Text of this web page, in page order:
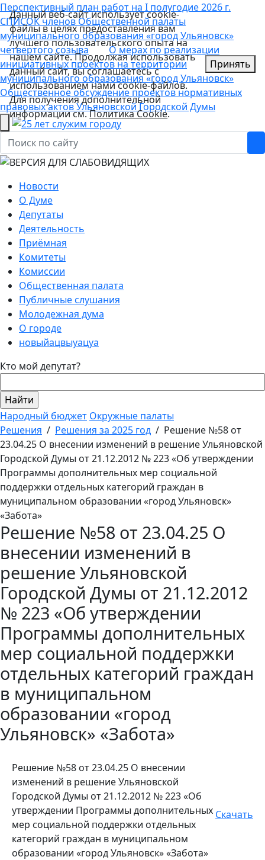
Перспективный план работ на I полугодие 2026 г.
СПИСОК членов Общественной палаты
муниципального образования «город Ульяновск»
четвертого созыва
О мерах по реализации
инициативных проектов на территории
муниципального образования «город Ульяновск»
Общественное обсуждение проектов нормативных
правовых актов Ульяновской Городской Думы
Новости
О Думе
Депутаты
Деятельность
Приёмная
Комитеты
Комиссии
Общественная палата
Публичные слушания
Молодежная дума
О городе
новыйацвыуацуа
Кто мой депутат?
Народный бюджет Окружные палаты
Решения / Решения за 2025 год / Решение №58 от
23.04.25 О внесении изменений в решение Ульяновской
Городской Думы от 21.12.2012 № 223 «Об утверждении
Программы дополнительных мер социальной
поддержки отдельных категорий граждан в
муниципальном образовании «город Ульяновск»
«Забота»
Решение №58 от 23.04.25 О
внесении изменений в
решение Ульяновской
Городской Думы от 21.12.2012
№ 223 «Об утверждении
Программы дополнительных
мер социальной поддержки
отдельных категорий граждан
в муниципальном
образовании «город
Ульяновск» «Забота»
Решение №58 от 23.04.25 О внесении
изменений в решение Ульяновской
Городской Думы от 21.12.2012 № 223 «Об
утверждении Программы дополнительных
мер социальной поддержки отдельных
категорий граждан в муниципальном
образовании «город Ульяновск» «Забота»
Скачать
Данный веб-сайт использует cookie-
файлы в целях предоставления вам
лучшего пользовательского опыта на
нашем сайте. Продолжая использовать
данный сайт, вы соглашаетесь с
использованием нами cookie-файлов.
Для получения дополнительной
информации см.Политика Cookie.
Принять